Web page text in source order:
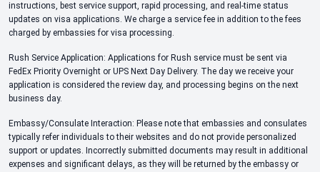
instructions, best service support, rapid processing, and real-time status
updates on visa applications. We charge a service fee in addition to the fees
charged by embassies for visa processing.
Rush Service Application: Applications for Rush service must be sent via
FedEx Priority Overnight or UPS Next Day Delivery. The day we receive your
application is considered the review day, and processing begins on the next
business day.
Embassy/Consulate Interaction: Please note that embassies and consulates
typically refer individuals to their websites and do not provide personalized
support or updates. Incorrectly submitted documents may result in additional
expenses and significant delays, as they will be returned by the embassy or